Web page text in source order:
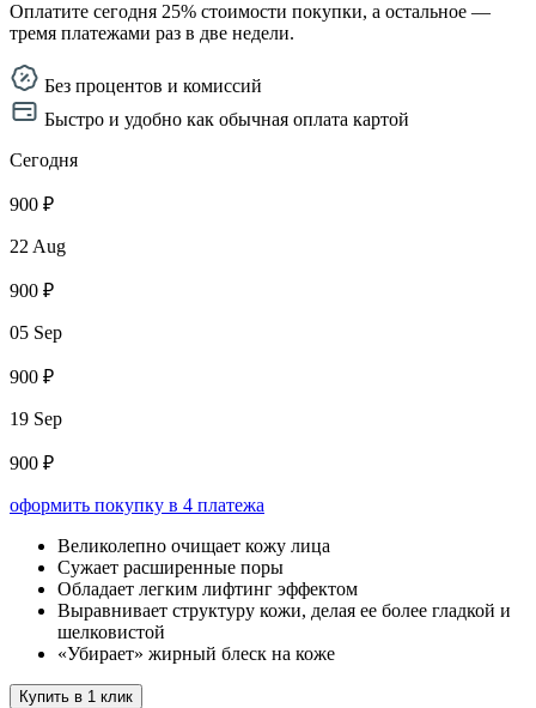
Оплатите сегодня 25% стоимости покупки, а остальное —
тремя платежами раз в две недели.
Без процентов и комиссий
Быстро и удобно как обычная оплата картой
Сегодня
900 ₽
22 Aug
900 ₽
05 Sep
900 ₽
19 Sep
900 ₽
оформить покупку в 4 платежа
Великолепно очищает кожу лица
Сужает расширенные поры
Обладает легким лифтинг эффектом
Выравнивает структуру кожи, делая ее более гладкой и
шелковистой
«Убирает» жирный блеск на коже
Купить в 1 клик